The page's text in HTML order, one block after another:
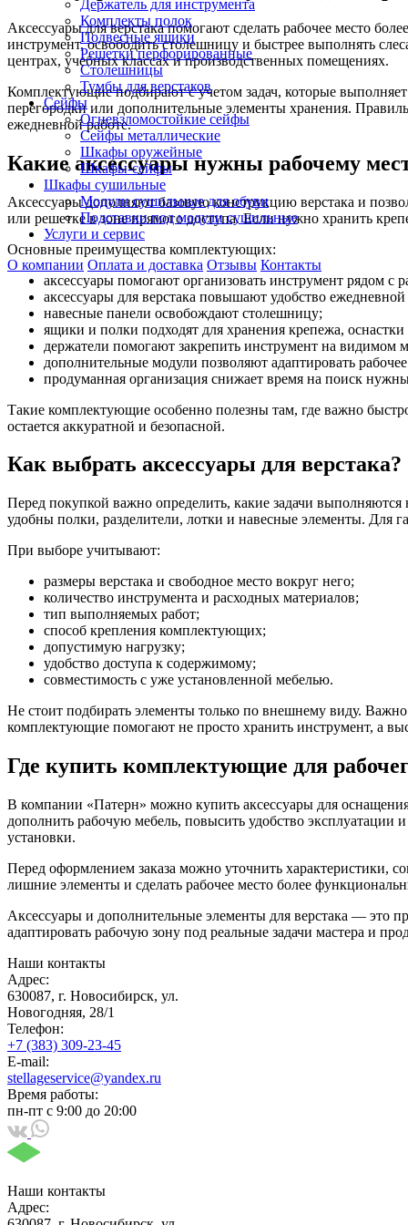
Держатель для инструмента
Комплекты полок
Подвесные ящики
Решетки перфорированные
Столешницы
Тумбы для верстаков
Сейфы
Огневзломостойкие сейфы
Сейфы металлические
Шкафы оружейные
Шкафы-сейфы
Шкафы сушильные
Модули сушильные для обуви
Подставки под модули сушильные
Услуги и сервис
О компании Оплата и доставка Отзывы Контакты
Аксессуары для верстака помогают сделать рабочее место
инструмент, освободить столешницу и быстрее выполнять
центрах, учебных классах и производственных помещениях.
Комплектующие подбирают с учетом задач, которые
перегородки или дополнительные элементы хранения.
ежедневной работе.
Какие аксессуары нужны рабочему
Аксессуары дополняют базовую конструкцию верстака и
или решетке в зоне прямого доступа. Если нужно хранить
Основные преимущества комплектующих:
аксессуары помогают организовать инструмент рядом с
аксессуары для верстака повышают удобство
навесные панели освобождают столешницу;
ящики и полки подходят для хранения крепежа, оснастки
держатели помогают закрепить инструмент на видимом
дополнительные модули позволяют адаптировать
продуманная организация снижает время на поиск
Такие комплектующие особенно полезны там, где важно
остается аккуратной и безопасной.
Как выбрать аксессуары для верстака?
Перед покупкой важно определить, какие задачи
удобны полки, разделители, лотки и навесные элементы. Для
При выборе учитывают:
размеры верстака и свободное место вокруг него;
количество инструмента и расходных материалов;
тип выполняемых работ;
способ крепления комплектующих;
допустимую нагрузку;
удобство доступа к содержимому;
совместимость с уже установленной мебелью.
Не стоит подбирать элементы только по внешнему виду.
комплектующие помогают не просто хранить инструмент, а
Где купить комплектующие для
В компании «Патерн» можно купить аксессуары для
дополнить рабочую мебель, повысить удобство эксплуатации
установки.
Перед оформлением заказа можно уточнить характеристики,
лишние элементы и сделать рабочее место более
Аксессуары и дополнительные элементы для верстака — это
адаптировать рабочую зону под реальные задачи мастера и
Наши контакты
Адрес:
630087, г. Новосибирск, ул.
Новогодняя, 28/1
Телефон:
+7 (383) 309-23-45
E-mail:
stellageservice@yandex.ru
Время работы:
пн-пт с 9:00 до 20:00
Наши контакты
Адрес: